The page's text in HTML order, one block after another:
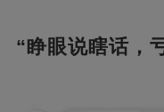
“睁眼说瞎话，